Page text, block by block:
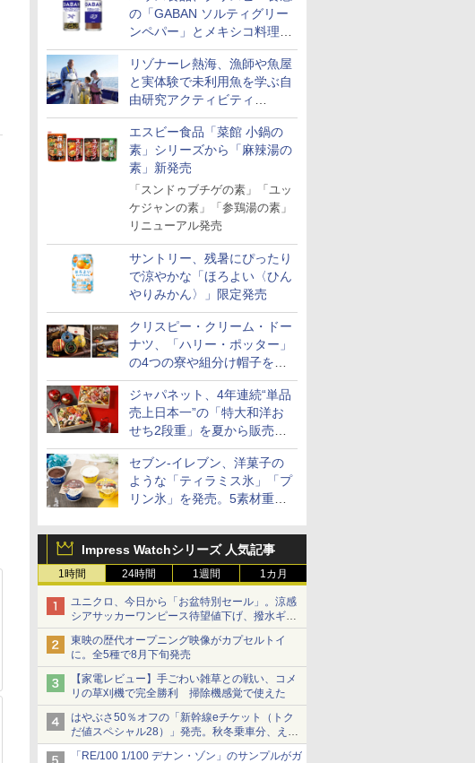
の「GABAN ソルティグリー
ンペパー」とメキシコ料理に
合う「GABAN チポトレペパ
ー」発売
リゾナーレ熱海、漁師や魚屋
と実体験で未利用魚を学ぶ自
由研究アクティビティ
「Fisherman's Academy」を
実施中
エスビー食品「菜館 小鍋の
素」シリーズから「麻辣湯の
素」新発売
「スンドゥブチゲの素」「ユッ
ケジャンの素」「参鶏湯の素」
リニューアル発売
サントリー、残暑にぴったり
で涼やかな「ほろよい〈ひん
やりみかん〉」限定発売
クリスピー・クリーム・ドー
ナツ、「ハリー・ポッター」
の4つの寮や組分け帽子をイ
メージしたドーナツなど発売
ジャパネット、4年連続“単品
売上日本一”の「特大和洋お
せち2段重」を夏から販売。
73品・年越しそば付き
セブン-イレブン、洋菓子の
ような「ティラミス氷」「プ
リン氷」を発売。5素材重ね
Impress Watchシリーズ 人気記事
1時間 24時間 1週間 1カ月
ユニクロ、今日から「お盆特別セール」。涼感
シアサッカーワンピース待望値下げ、撥水ギア
ショーツは1990円に
東映の歴代オープニング映像がカプセルトイ
に。全5種で8月下旬発売
【家電レビュー】手ごわい雑草との戦い、コメ
リの草刈機で完全勝利 掃除機感覚で使えた
はやぶさ50％オフの「新幹線eチケット（トク
だ値スペシャル28）」発売。秋冬乗車分、えき
ねっと限定
「RE/100 1/100 デナン・ゾン」のサンプルがガ